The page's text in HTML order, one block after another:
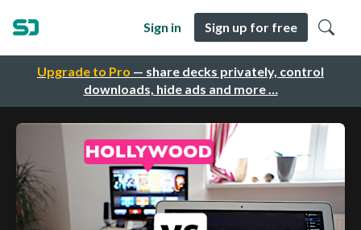
Upgrade to Pro — share decks privately, control
downloads, hide ads and more …
Sign in Sign up for free